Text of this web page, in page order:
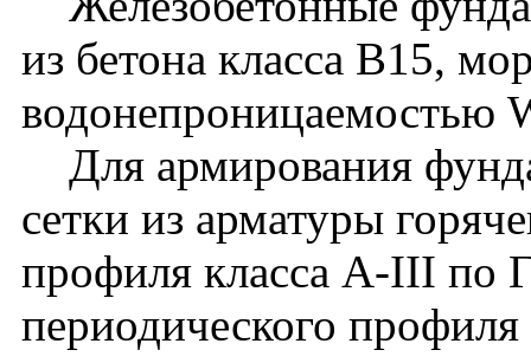
из бетона класса В15,
водонепроницаемостью
Для армирования
сетки из арматуры
профиля класса A-III по
периодического